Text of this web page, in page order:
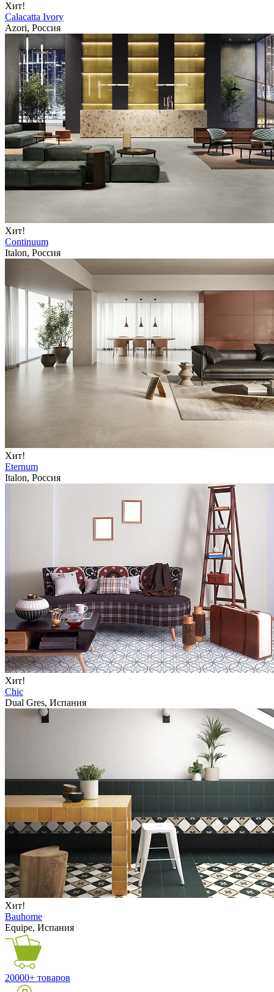
Хит!
Calacatta Ivory
Azori, Россия
Хит!
Continuum
Italon, Россия
Хит!
Eternum
Italon, Россия
Хит!
Chic
Dual Gres, Испания
Хит!
Bauhome
Equipe, Испания
20000+ товаров